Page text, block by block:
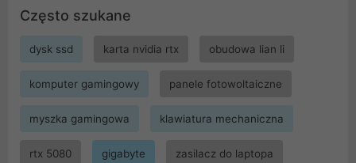
Często szukane
dysk ssd karta nvidia rtx obudowa lian li
komputer gamingowy panele fotowoltaiczne
myszka gamingowa klawiatura mechaniczna
rtx 5080 gigabyte zasilacz do laptopa